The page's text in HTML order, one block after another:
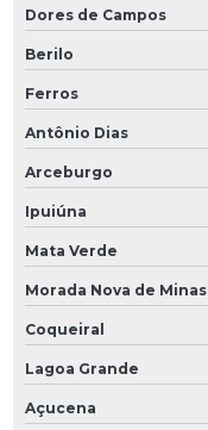
Dores de Campos
Berilo
Ferros
Antônio Dias
Arceburgo
Ipuiúna
Mata Verde
Morada Nova de Minas
Coqueiral
Lagoa Grande
Açucena